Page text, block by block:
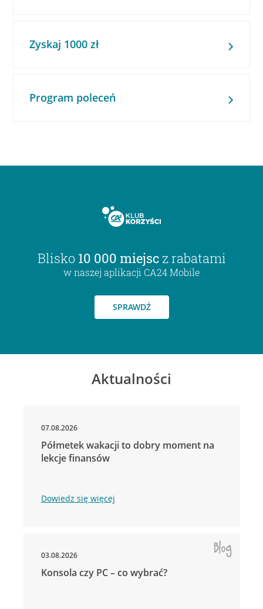
Zyskaj 1000 zł
Program poleceń
Blisko 10 000 miejsc z rabatami
w naszej aplikacji CA24 Mobile
SPRAWDŹ
Aktualności
07.08.2026
Półmetek wakacji to dobry moment na
lekcje finansów
Dowiedz się więcej
03.08.2026
Konsola czy PC – co wybrać?